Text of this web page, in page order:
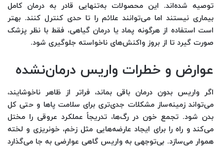
توصیه شده‌اند. این محصولات به‌تنهایی قادر به درمان کامل
بیماری نیستند اما می‌توانند علائم را تا حدی کنترل کنند. بهتر
است استفاده از هرگونه پماد یا درمان گیاهی، فقط با نظر پزشک
صورت گیرد تا از بروز واکنش‌های ناخواسته جلوگیری شود.
عوارض و خطرات واریس درمان‌نشده
اگر واریس بدون درمان باقی بماند، فراتر از ظاهر ناخوشایند،
می‌تواند زمینه‌ساز مشکلات جدی‌تری برای سلامت پاها و حتی کل
بدن شود. تجمع خون در رگ‌ها، تدریجاً عملکرد عروقی را مختل
می‌کند و راه را برای ایجاد عارضه‌هایی مثل زخم، خونریزی و لخته
هموار می‌سازد. بی‌توجهی به واریس گاهی عوارضی به جا می‌گذارد